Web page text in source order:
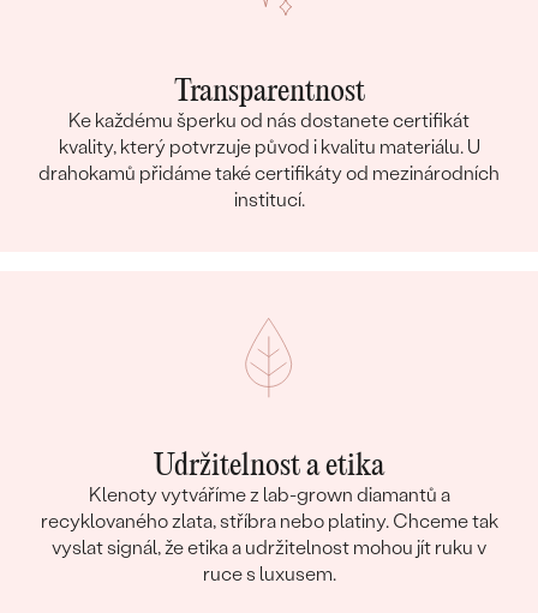
Transparentnost
Ke každému šperku od nás dostanete certifikát
kvality, který potvrzuje původ i kvalitu materiálu. U
drahokamů přidáme také certifikáty od mezinárodních
institucí.
Udržitelnost a etika
Klenoty vytváříme z lab-grown diamantů a
recyklovaného zlata, stříbra nebo platiny. Chceme tak
vyslat signál, že etika a udržitelnost mohou jít ruku v
ruce s luxusem.